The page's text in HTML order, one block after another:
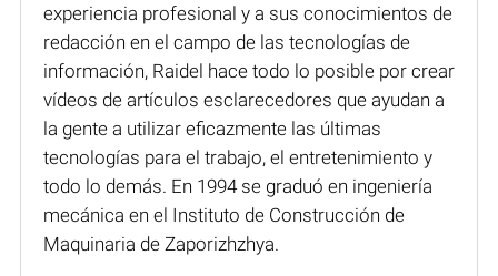
experiencia profesional y a sus conocimientos de
redacción en el campo de las tecnologías de
información, Raidel hace todo lo posible por crear
vídeos de artículos esclarecedores que ayudan a
la gente a utilizar eficazmente las últimas
tecnologías para el trabajo, el entretenimiento y
todo lo demás. En 1994 se graduó en ingeniería
mecánica en el Instituto de Construcción de
Maquinaria de Zaporizhzhya.